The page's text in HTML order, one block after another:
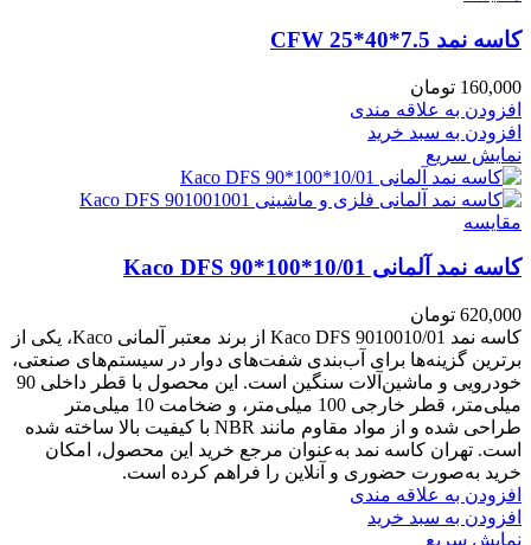
کاسه نمد CFW 25*40*7.5
160,000 تومان
افزودن به علاقه مندی
افزودن به سبد خرید
نمایش سریع
مقايسه
کاسه نمد آلمانی Kaco DFS 90*100*10/01
620,000 تومان
کاسه نمد Kaco DFS 9010010/01 از برند معتبر آلمانی Kaco، یکی از
برترین گزینه‌ها برای آب‌بندی شفت‌های دوار در سیستم‌های صنعتی،
خودرویی و ماشین‌آلات سنگین است. این محصول با قطر داخلی 90
میلی‌متر، قطر خارجی 100 میلی‌متر، و ضخامت 10 میلی‌متر
طراحی شده و از مواد مقاوم مانند NBR با کیفیت بالا ساخته شده
است. تهران کاسه نمد به‌عنوان مرجع خرید این محصول، امکان
خرید به‌صورت حضوری و آنلاین را فراهم کرده است.
افزودن به علاقه مندی
افزودن به سبد خرید
نمایش سریع